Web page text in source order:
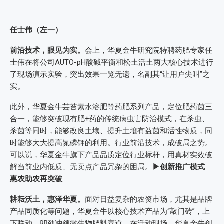
任士伟（左一）
前沿技术，眼见为实。 会上，华夏金牛研究院特聘药肥专家任
士伟在将公司AUTO-pH酸碱平衡和松土活土两大核心技术进行
了现场演示实验，突出效果一览无遗，名副其“让用户尖叫”之
实。
此外，华夏金牛芸苔素水溶肥等药肥系列产品，定位肥药菌三
合一，能够突破现有肥+药的传统病虫害防治模式，在杀虫、
杀菌等同时，能够改良土壤、提升土壤有益菌和活性物质，同
时能够大大提高氮磷钾的利用。行业前沿技术，成破局之势。
可以说，华夏金牛旗下产品品质定位行业标杆，用真材实效破
解当前业内低质、无卖点产品冗杂的困局。
▶创新推广模式
惠农助农再突破
耕耘沃土，惠泽华夏。 面对日益复杂的农资市场，尤其是品牌
产品同质化等问题，华夏金牛以核心技术产品为“敲门砖”，上